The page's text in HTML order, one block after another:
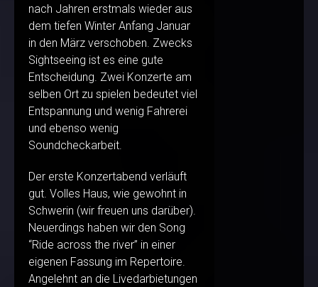
nach Jahren erstmals wieder aus
dem tiefen Winter Anfang Januar
in den März verschoben. Zwecks
Sightseeing ist es eine gute
Entscheidung. Zwei Konzerte am
selben Ort zu spielen bedeutet viel
Entspannung und wenig Fahrerei
und ebenso wenig
Soundcheckarbeit.
Der erste Konzertabend verläuft
gut. Volles Haus, wie gewohnt in
Schwerin (wir freuen uns darüber).
Neuerdings haben wir den Song
“Ride across the river” in einer
eigenen Fassung im Repertoire.
Angelehnt an die Livedarbietungen